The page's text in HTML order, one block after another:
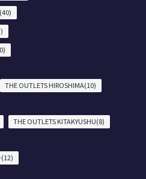
THE OUTLETS HIROSHIMA(10)
THE OUTLETS KITAKYUSHU(8)